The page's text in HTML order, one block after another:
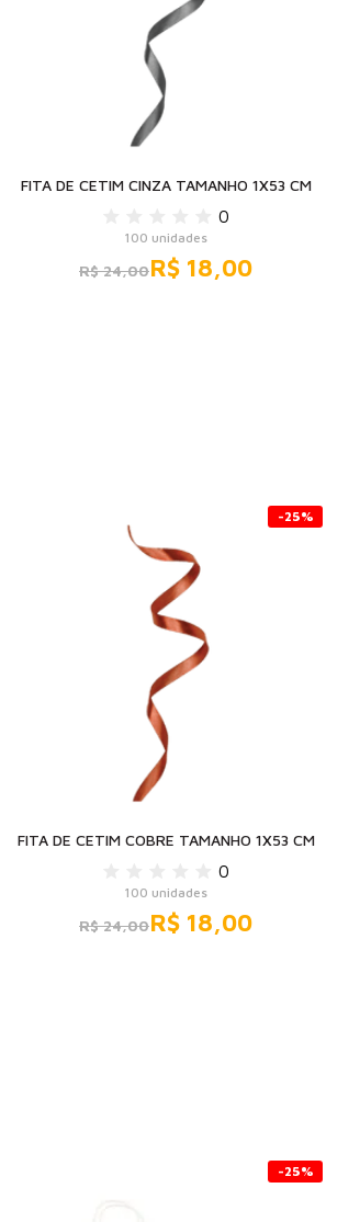
FITA DE CETIM CINZA TAMANHO 1X53 CM
0
100 unidades
R$ 24,00R$ 18,00
-25%
FITA DE CETIM COBRE TAMANHO 1X53 CM
0
100 unidades
R$ 24,00R$ 18,00
-25%